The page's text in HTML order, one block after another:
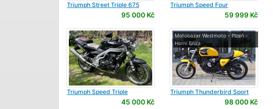
Triumph Street Triple 675
95 000 Kč
Triumph Speed Four
59 999 Kč
Triumph Speed Triple
45 000 Kč
Motobazar Westmoto - Plzeň -
Horní Bříza
Triumph Thunderbird Sport
98 000 Kč